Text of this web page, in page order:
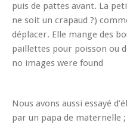
puis de pattes avant. La
ne soit un crapaud ?)
déplacer. Elle mange des
paillettes pour poisson ou
no images were found
Nous avons aussi essayé
par un papa de maternelle